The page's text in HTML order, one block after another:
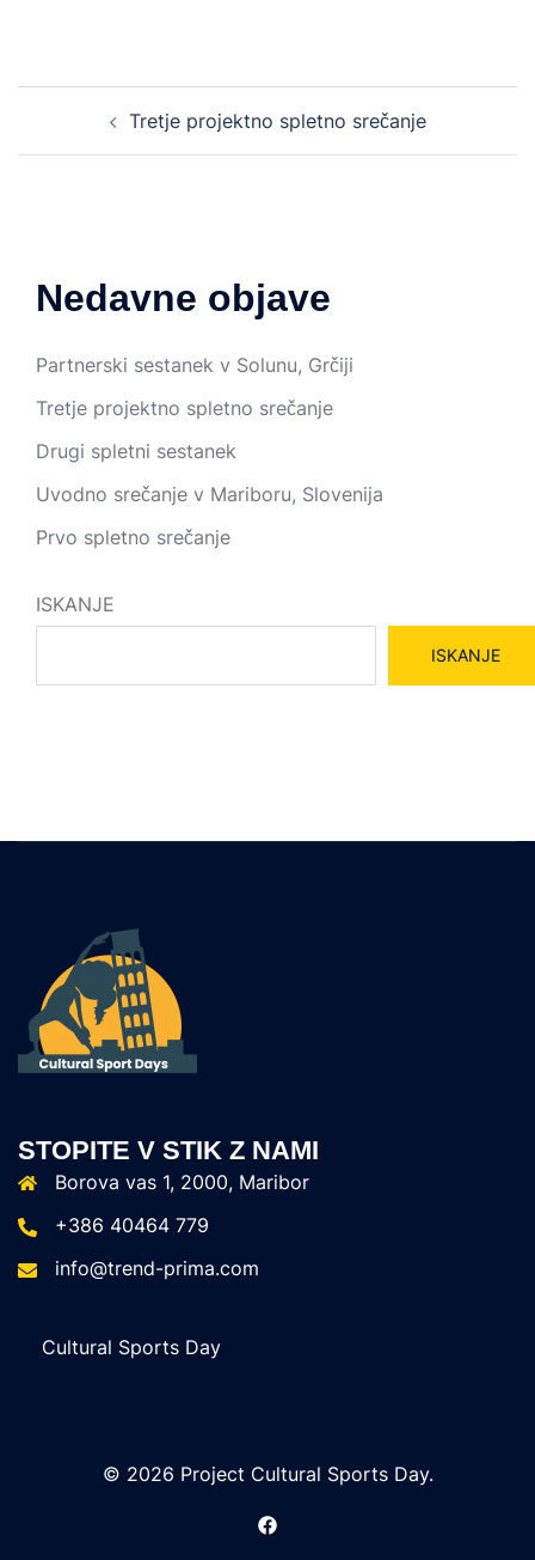
Tretje projektno spletno srečanje
Nedavne objave
Partnerski sestanek v Solunu, Grčiji
Tretje projektno spletno srečanje
Drugi spletni sestanek
Uvodno srečanje v Mariboru, Slovenija
Prvo spletno srečanje
ISKANJE
ISKANJE
STOPITE V STIK Z NAMI
Borova vas 1, 2000, Maribor
+386 40464 779
info@trend-prima.com
Cultural Sports Day
© 2026 Project Cultural Sports Day.